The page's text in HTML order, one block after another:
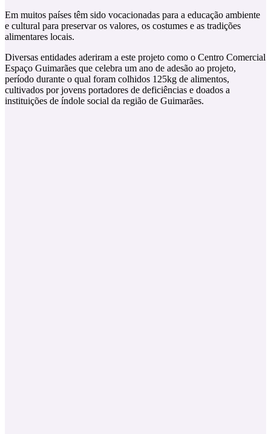
Em muitos países têm sido vocacionadas para a educação ambiente
e cultural para preservar os valores, os costumes e as tradições
alimentares locais.
Diversas entidades aderiram a este projeto como o Centro Comercial
Espaço Guimarães que celebra um ano de adesão ao projeto,
período durante o qual foram colhidos 125kg de alimentos,
cultivados por jovens portadores de deficiências e doados a
instituições de índole social da região de Guimarães.